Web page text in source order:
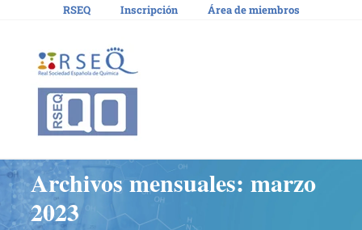
RSEQ Inscripción Área de miembros
Archivos mensuales: marzo
2023